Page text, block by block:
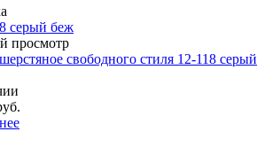
просмотр
свободного стиля 12-118 серый